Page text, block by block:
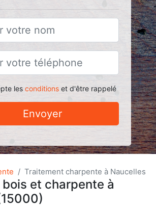
les conditionset d'être rappelé
Envoyer
Traitement charpente à Naucelles
et charpente à